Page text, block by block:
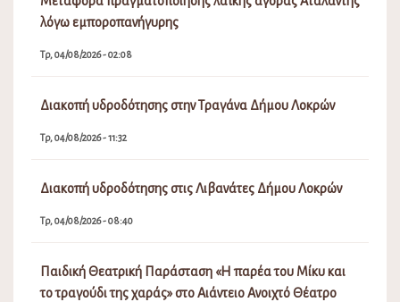
λόγω εμποροπανήγυρης
Τρ, 04/08/2026 - 02:08
Διακοπή υδροδότησης στην Τραγάνα Δήμου Λοκρών
Τρ, 04/08/2026 - 11:32
Διακοπή υδροδότησης στις Λιβανάτες Δήμου Λοκρών
Τρ, 04/08/2026 - 08:40
Παιδική Θεατρική Παράσταση «Η παρέα του Μίκυ και
το τραγούδι της χαράς» στο Αιάντειο Ανοιχτό Θέατρο